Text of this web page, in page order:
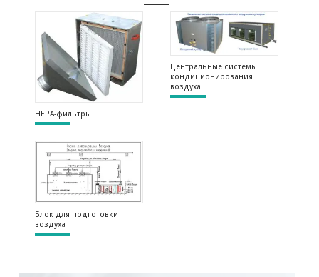
теплоизоляция
Стоимость: низкая Стоимость: высокая
Ток пуска меньше Ток пуска больше
Не нужен специальный
обслуживающий персонал
Нужен специальный
обслуживающий персонал
локальный участок
Не нужна контрольная
комната
Расход энергии меньше
НЕРА-фильтры
Центральные системы
кондиционирования
воздуха
Блок для подготовки
воздуха